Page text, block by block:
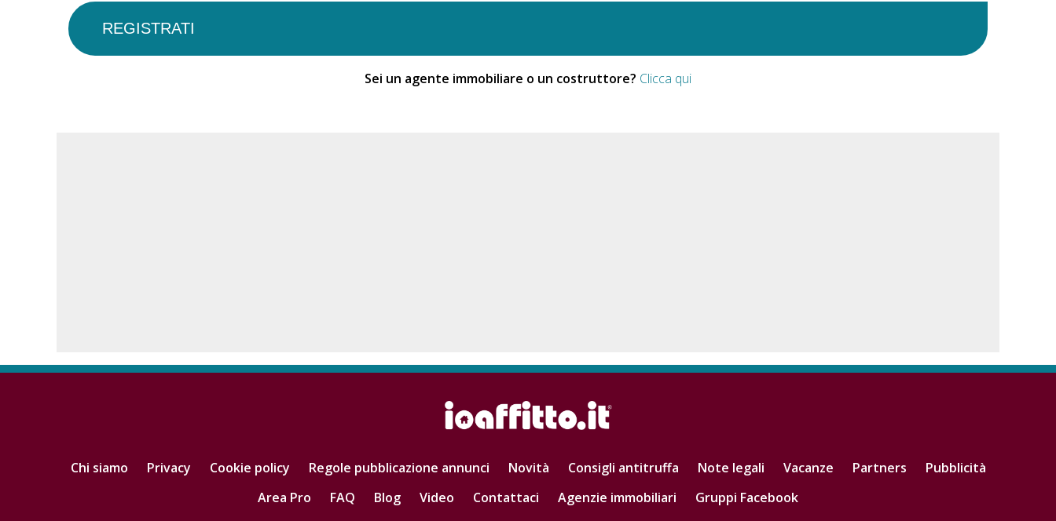
Sei un agente immobiliare o un costruttore? Clicca qui
Chi siamo Privacy Cookie policy Regole pubblicazione annunci Novità Consigli antitruffa Note legali Vacanze Partners
Pubblicità
Area Pro
FAQ Blog Video Contattaci Agenzie immobiliari Gruppi Facebook